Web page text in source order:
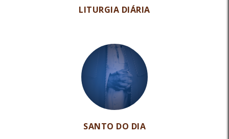
LITURGIA DIÁRIA
SANTO DO DIA